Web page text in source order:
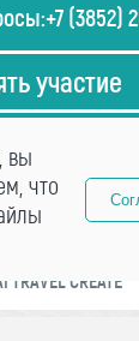
+7 (3852)
участие
TRAVEL CREATE
вы
что